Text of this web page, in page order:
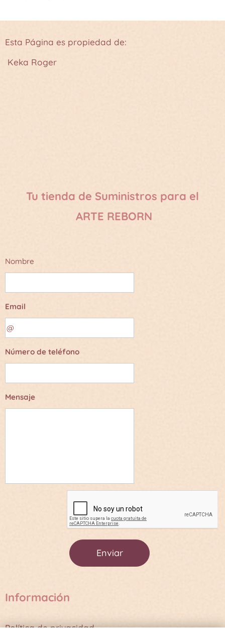
Esta Página es propiedad de:
Keka Roger
Tu tienda de Suministros para el
ARTE REBORN
Nombre
Email
Número de teléfono
Mensaje
Enviar
Información